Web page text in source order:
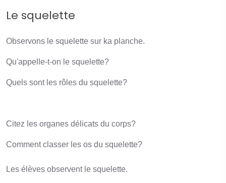
Le squelette
Observons le squelette sur ka planche.
Qu'appelle-t-on le squelette?
Quels sont les rôles du squelette?
Citez les organes délicats du corps?
Comment classer les os du squelette?
Les élèves observent le squelette.